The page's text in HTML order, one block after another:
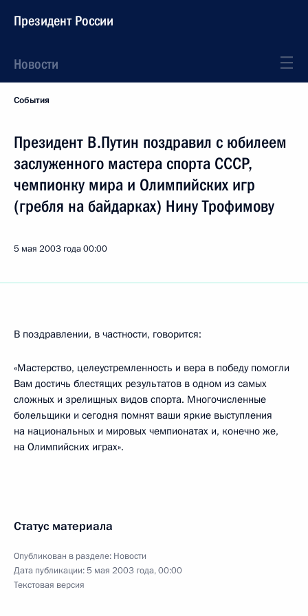
Президент России
Новости
События
Президент В.Путин поздравил с юбилеем
заслуженного мастера спорта СССР,
чемпионку мира и Олимпийских игр
(гребля на байдарках) Нину Трофимову
5 мая 2003 года00:00
В поздравлении, в частности, говорится:
«Мастерство, целеустремленность и вера в победу помогли
Вам достичь блестящих результатов в одном из самых
сложных и зрелищных видов спорта. Многочисленные
болельщики и сегодня помнят ваши яркие выступления
на национальных и мировых чемпионатах и, конечно же,
на Олимпийских играх».
Статус материала
Опубликован в разделе: Новости
Дата публикации:5 мая 2003 года, 00:00
Текстовая версия